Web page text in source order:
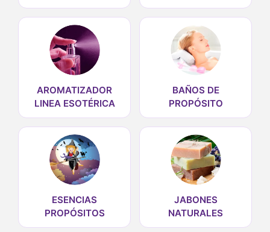
AROMATIZADOR
LINEA ESOTÉRICA
BAÑOS DE
PROPÓSITO
ESENCIAS
PROPÓSITOS
JABONES
NATURALES